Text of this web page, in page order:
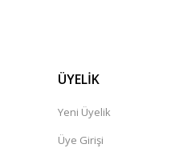
ÜYELİK
Yeni Üyelik
Üye Girişi